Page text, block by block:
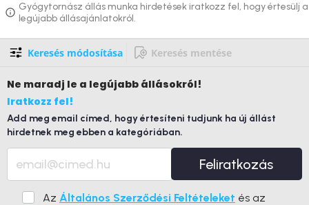
Gyógytornász állás munka hirdetések iratkozz fel, hogy értesülj a
legújabb állásajánlatokról.
Keresés módosítása Keresés mentése
Ne maradj le a legújabb állásokról!
Iratkozz fel!
Add meg email címed, hogy értesíteni tudjunk ha új állást
hirdetnek meg ebben a kategóriában.
Feliratkozás
Az Általános Szerződési Feltételeket és az